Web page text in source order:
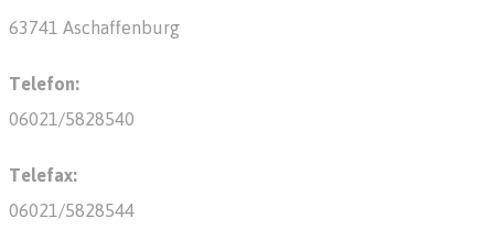
63741 Aschaffenburg
Telefon:
06021/5828540
Telefax:
06021/5828544